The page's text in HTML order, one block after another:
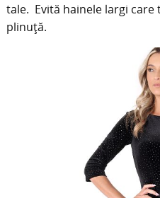
tale. Evită hainele largi care
plinuță.